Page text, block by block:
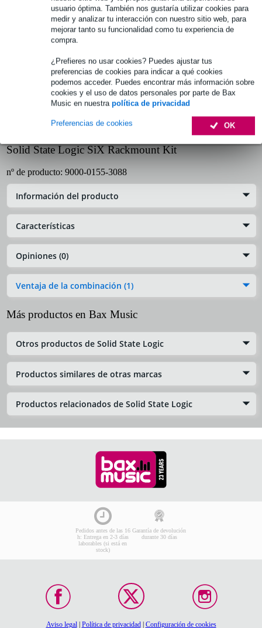
usuario óptima. También nos gustaría utilizar cookies para
medir y analizar tu interacción con nuestro sitio web, para
mejorar tanto su funcionalidad como tu experiencia de
compra.
¿Prefieres no usar cookies? Puedes ajustar tus
preferencias de cookies para indicar a qué cookies
podemos acceder. Puedes encontrar más información sobre
cookies y el uso de datos personales por parte de Bax
Music en nuestra política de privacidad
OK
Preferencias de cookies
Devine MIC100/10 cabl
e de señal y de micrófo
no XLR - 10 metros
Disponible
+
Devine MIC100/5 cable
de señal y de micrófono
Disponible
+
Solid State Logic SiX Rackmount Kit
nº de producto: 9000-0155-3088
Información del producto
Características
Opiniones (0)
Ventaja de la combinación (1)
Más productos en Bax Music
Otros productos de Solid State Logic
Productos similares de otras marcas
Productos relacionados de Solid State Logic
Pedidos antes de las 16
h: Entrega en 2-3 días
laborables (si está en
stock)
Garantía de devolución
durante 30 días
Aviso legal| Política de privacidad| Configuración de cookies